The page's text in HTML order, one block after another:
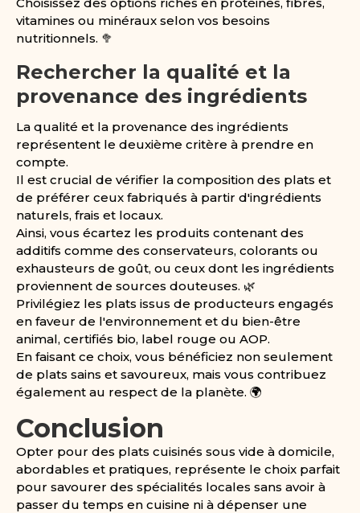
vitamines ou minéraux selon vos besoins
nutritionnels. 🥦
Rechercher la qualité et la
provenance des ingrédients
La qualité et la provenance des ingrédients
représentent le deuxième critère à prendre en
compte.
Il est crucial de vérifier la composition des plats et
de préférer ceux fabriqués à partir d'ingrédients
naturels, frais et locaux.
Ainsi, vous écartez les produits contenant des
additifs comme des conservateurs, colorants ou
exhausteurs de goût, ou ceux dont les ingrédients
proviennent de sources douteuses. 🌿
Privilégiez les plats issus de producteurs engagés
en faveur de l'environnement et du bien-être
animal, certifiés bio, label rouge ou AOP.
En faisant ce choix, vous bénéficiez non seulement
de plats sains et savoureux, mais vous contribuez
également au respect de la planète. 🌍
Conclusion
Opter pour des plats cuisinés sous vide à domicile,
abordables et pratiques, représente le choix parfait
pour savourer des spécialités locales sans avoir à
passer du temps en cuisine ni à dépenser une